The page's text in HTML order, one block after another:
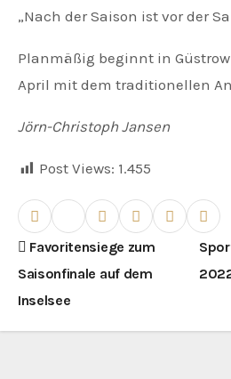
„Nach der Saison ist vor der
Planmäßig beginnt in
April mit dem traditionellen
Jörn-Christoph Jansen
Post Views: 1.455
B
e
i
Favoritensiege zum
Saisonfinale auf dem
Inselsee